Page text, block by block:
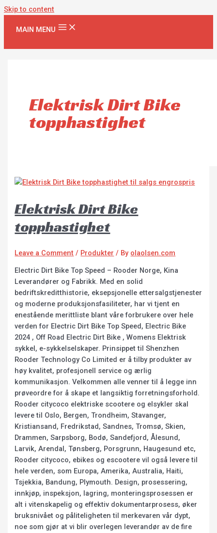
Skip to content
MAIN MENU
Elektrisk Dirt Bike
topphastighet
Elektrisk Dirt Bike
topphastighet
Leave a Comment / Produkter / By olaolsen.com
Electric Dirt Bike Top Speed – Rooder Norge, Kina
Leverandører og Fabrikk. Med en solid
bedriftskreditthistorie, eksepsjonelle ettersalgstjenester
og moderne produksjonsfasiliteter, har vi tjent en
enestående merittliste blant våre forbrukere over hele
verden for Electric Dirt Bike Top Speed, Electric Bike
2024 , Off Road Electric Dirt Bike , Womens Elektrisk
sykkel, e-sykkelselskaper. Prinsippet til Shenzhen
Rooder Technology Co Limited er å tilby produkter av
høy kvalitet, profesjonell service og ærlig
kommunikasjon. Velkommen alle venner til å legge inn
prøveordre for å skape et langsiktig forretningsforhold.
Rooder citycoco elektriske scootere og elsykler skal
levere til Oslo, Bergen, Trondheim, Stavanger,
Kristiansand, Fredrikstad, Sandnes, Tromsø, Skien,
Drammen, Sarpsborg, Bodø, Sandefjord, Ålesund,
Larvik, Arendal, Tønsberg, Porsgrunn, Haugesund etc,
Rooder citycoco, ebikes og escootere vil også levere til
hele verden, som Europa, Amerika, Australia, Haiti,
Tsjekkia, Bandung, Plymouth. Design, prosessering,
innkjøp, inspeksjon, lagring, monteringsprosessen er
alt i vitenskapelig og effektiv dokumentarprosess, øker
bruksnivået og påliteligheten til merkevaren vår dypt,
noe som gjør at vi blir overlegen leverandør av de fire